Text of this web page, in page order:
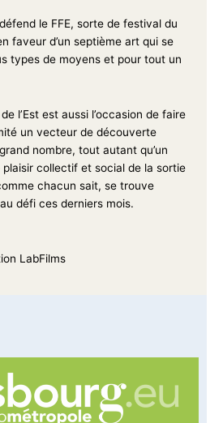
le FFE, sorte de festival du
faveur d’un septième art qui se
types de moyens et pour tout un
l’Est est aussi l’occasion de faire
un vecteur de découverte
nombre, tout autant qu’un
collectif et social de la sortie
chacun sait, se trouve
défi ces derniers mois.
LabFilms